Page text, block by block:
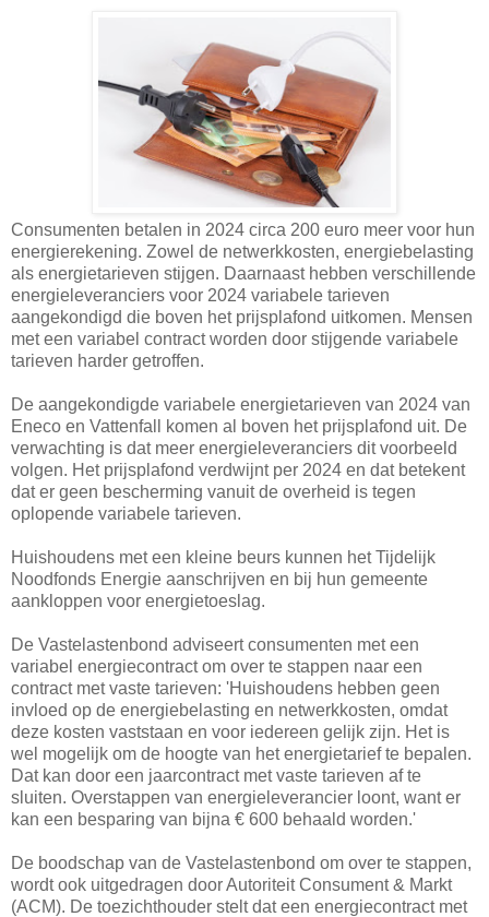
Consumenten betalen in 2024 circa 200 euro meer voor hun
energierekening. Zowel de netwerkkosten, energiebelasting
als energietarieven stijgen. Daarnaast hebben verschillende
energieleveranciers voor 2024 variabele tarieven
aangekondigd die boven het prijsplafond uitkomen. Mensen
met een variabel contract worden door stijgende variabele
tarieven harder getroffen.
De aangekondigde variabele energietarieven van 2024 van
Eneco en Vattenfall komen al boven het prijsplafond uit. De
verwachting is dat meer energieleveranciers dit voorbeeld
volgen. Het prijsplafond verdwijnt per 2024 en dat betekent
dat er geen bescherming vanuit de overheid is tegen
oplopende variabele tarieven.
Huishoudens met een kleine beurs kunnen het Tijdelijk
Noodfonds Energie aanschrijven en bij hun gemeente
aankloppen voor energietoeslag.
De Vastelastenbond adviseert consumenten met een
variabel energiecontract om over te stappen naar een
contract met vaste tarieven: 'Huishoudens hebben geen
invloed op de energiebelasting en netwerkkosten, omdat
deze kosten vaststaan en voor iedereen gelijk zijn. Het is
wel mogelijk om de hoogte van het energietarief te bepalen.
Dat kan door een jaarcontract met vaste tarieven af te
sluiten. Overstappen van energieleverancier loont, want er
kan een besparing van bijna € 600 behaald worden.'
De boodschap van de Vastelastenbond om over te stappen,
wordt ook uitgedragen door Autoriteit Consument & Markt
(ACM). De toezichthouder stelt dat een energiecontract met